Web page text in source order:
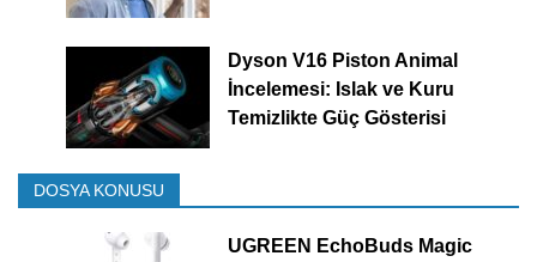
Dyson V16 Piston Animal
İncelemesi: Islak ve Kuru
Temizlikte Güç Gösterisi
DOSYA KONUSU
UGREEN EchoBuds Magic